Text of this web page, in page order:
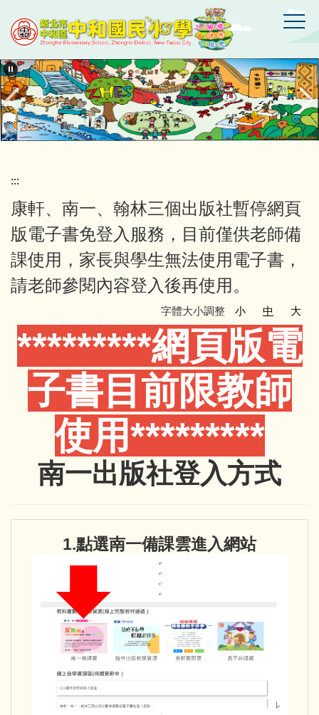
到
主
要
內
容
區
新
北
市
中
和
區
國
小
:::
康軒、南一、翰林三個出版社暫停網頁
版電子書免登入服務，目前僅供老師備
課使用，家長與學生無法使用電子書，
請老師參閱內容登入後再使用。
字體大小調整 小 中 大
*********網頁版電
子書目前限教師
使用*********
南一出版社登入方式
1.點選南一備課雲進入網站